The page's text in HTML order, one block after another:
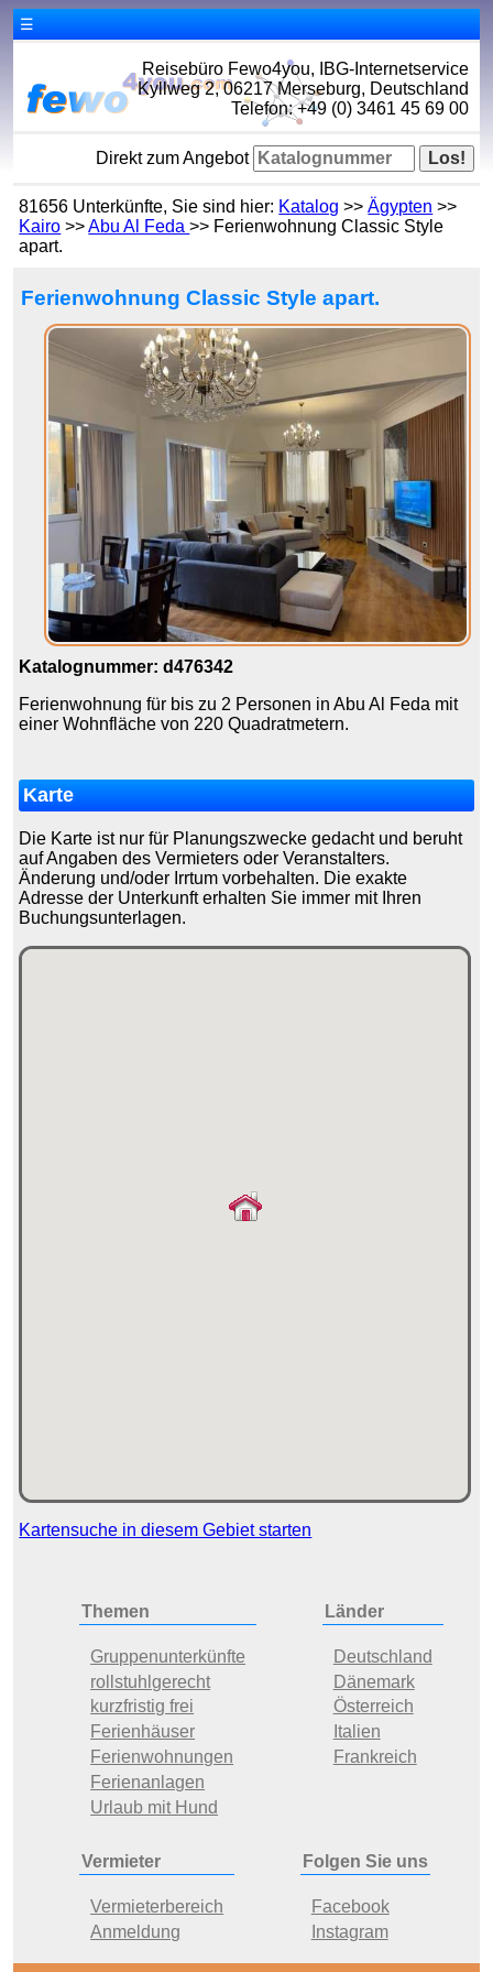
☰
Reisebüro Fewo4you, IBG-Internetservice
Kyllweg 2, 06217 Merseburg, Deutschland
Telefon: +49 (0) 3461 45 69 00
Direkt zum Angebot
81656 Unterkünfte, Sie sind hier: Katalog >>Ägypten >>
Kairo >>Abu Al Feda>> Ferienwohnung Classic Style
apart.
Ferienwohnung Classic Style apart.
Katalognummer: d476342
Ferienwohnung für bis zu 2 Personen in Abu Al Feda mit
einer Wohnfläche von 220 Quadratmetern.
Karte
Die Karte ist nur für Planungszwecke gedacht und beruht
auf Angaben des Vermieters oder Veranstalters.
Änderung und/oder Irrtum vorbehalten. Die exakte
Adresse der Unterkunft erhalten Sie immer mit Ihren
Buchungsunterlagen.
Kartensuche in diesem Gebiet starten
Themen
Gruppenunterkünfte
rollstuhlgerecht
kurzfristig frei
Ferienhäuser
Ferienwohnungen
Ferienanlagen
Urlaub mit Hund
Länder
Deutschland
Dänemark
Österreich
Italien
Frankreich
Vermieter
Vermieterbereich
Anmeldung
Folgen Sie uns
Facebook
Instagram